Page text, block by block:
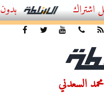
أفضل اشتراك IPTV بدون تقطيع 2026 – دليل المشاهد العصري
محمد السعدني